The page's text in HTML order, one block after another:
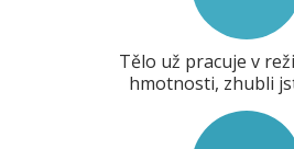
Tělo už pracuje v
hmotnosti, zhubli